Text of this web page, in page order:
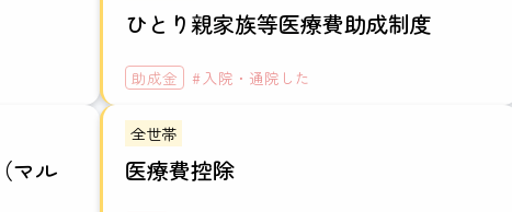
ひとり親家族等医療費助成制度
助成金 入院・通院した
マル
全世帯
医療費控除